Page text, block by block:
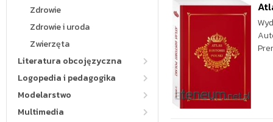
Zdrowie
Zdrowie i uroda
Zwierzęta
Literatura obcojęzyczna
Logopedia i pedagogika
Modelarstwo
Multimedia